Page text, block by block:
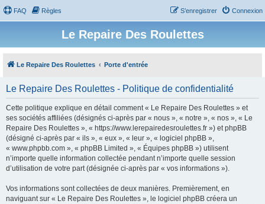
FAQ Règles Connexion
S’enregistrer
Le Repaire Des Roulettes
Le Repaire Des Roulettes Porte d'entrée
Le Repaire Des Roulettes - Politique de confidentialité
Cette politique explique en détail comment « Le Repaire Des Roulettes » et
ses sociétés affiliées (désignés ci-après par « nous », « notre », « nos », « Le
Repaire Des Roulettes », « https://www.lerepairedesroulettes.fr ») et phpBB
(désigné ci-après par « ils », « eux », « leur », « logiciel phpBB »,
« www.phpbb.com », « phpBB Limited », « Équipes phpBB ») utilisent
n’importe quelle information collectée pendant n’importe quelle session
d’utilisation de votre part (désignée ci-après par « vos informations »).
Vos informations sont collectées de deux manières. Premièrement, en
naviguant sur « Le Repaire Des Roulettes », le logiciel phpBB créera un